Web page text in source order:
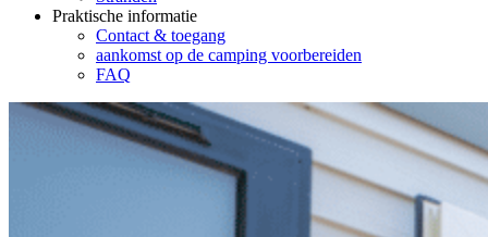
Praktische informatie
Contact & toegang
aankomst op de camping voorbereiden
FAQ